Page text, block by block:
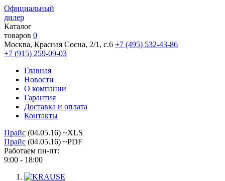
Официальный
дилер
Каталог
товаров 0
Москва, Красная Сосна, 2/1, с.6 +7 (495) 532-43-86
+7 (915) 259-09-03
Главная
Новости
О компании
Гарантия
Доставка и оплата
Контакты
Прайс (04.05.16) ~XLS
Прайс (04.05.16) ~PDF
Работаем пн-пт:
9:00 - 18:00